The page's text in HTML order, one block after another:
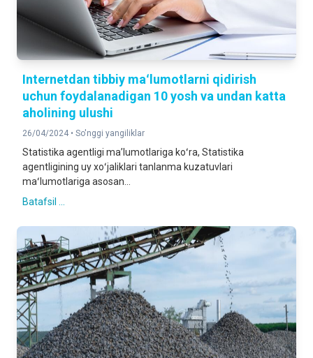
Internetdan tibbiy maʻlumotlarni qidirish
uchun foydalanadigan 10 yosh va undan katta
aholining ulushi
26/04/2024 • So'nggi yangiliklar
Statistika agentligi maʼlumotlariga koʻra, Statistika
agentligining uy xoʻjaliklari tanlanma kuzatuvlari
maʻlumotlariga asosan...
Batafsil ...